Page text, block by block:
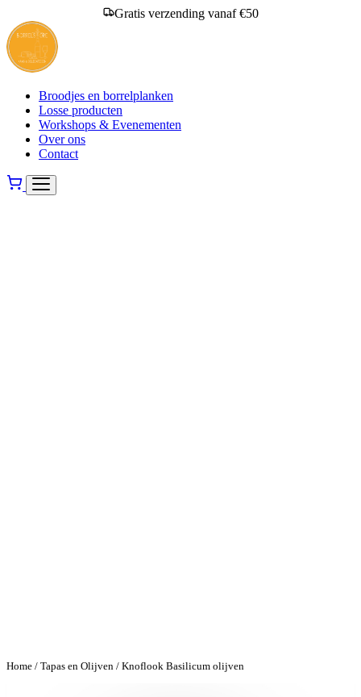
Gratis verzending vanaf €50
Broodjes en borrelplanken
Losse producten
Workshops & Evenementen
Over ons
Contact
Home / Tapas en Olijven / Knoflook Basilicum olijven